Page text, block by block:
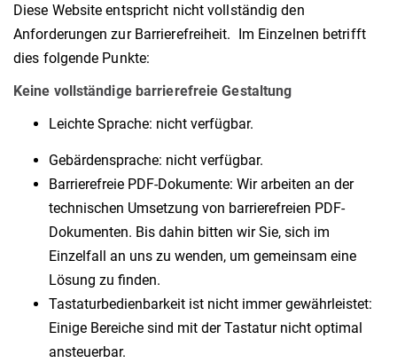
Diese Website entspricht nicht vollständig den
Anforderungen zur Barrierefreiheit. Im Einzelnen betrifft
dies folgende Punkte:
Keine vollständige barrierefreie Gestaltung
Leichte Sprache: nicht verfügbar.
Gebärdensprache: nicht verfügbar.
Barrierefreie PDF-Dokumente: Wir arbeiten an der
technischen Umsetzung von barrierefreien PDF-
Dokumenten. Bis dahin bitten wir Sie, sich im
Einzelfall an uns zu wenden, um gemeinsam eine
Lösung zu finden.
Tastaturbedienbarkeit ist nicht immer gewährleistet:
Einige Bereiche sind mit der Tastatur nicht optimal
ansteuerbar.